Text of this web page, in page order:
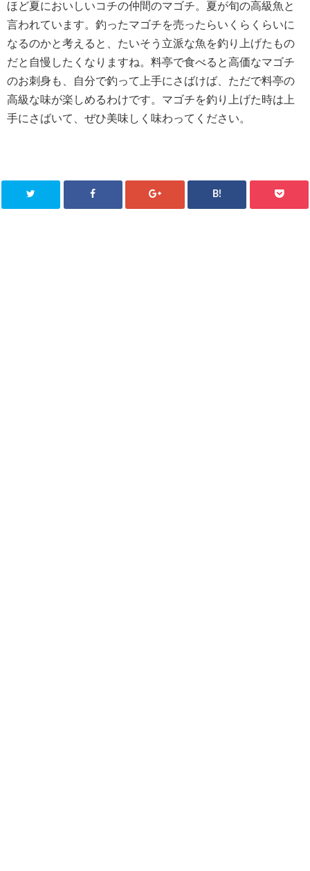
ほど夏においしいコチの仲間のマゴチ。夏が旬の高級魚と
言われています。釣ったマゴチを売ったらいくらくらいに
なるのかと考えると、たいそう立派な魚を釣り上げたもの
だと自慢したくなりますね。料亭で食べると高価なマゴチ
のお刺身も、自分で釣って上手にさばけば、ただで料亭の
高級な味が楽しめるわけです。マゴチを釣り上げた時は上
手にさばいて、ぜひ美味しく味わってください。
B!